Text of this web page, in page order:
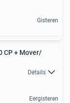
Gisteren
CP + Mover/
Details
Eergisteren